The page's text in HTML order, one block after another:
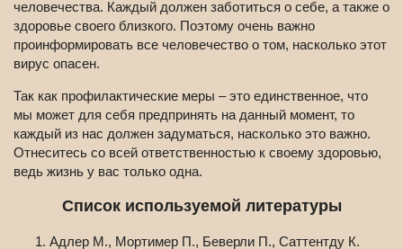
человечества. Каждый должен заботиться о себе, а также о
здоровье своего близкого. Поэтому очень важно
проинформировать все человечество о том, насколько этот
вирус опасен.
Так как профилактические меры – это единственное, что
мы может для себя предпринять на данный момент, то
каждый из нас должен задуматься, насколько это важно.
Отнеситесь со всей ответственностью к своему здоровью,
ведь жизнь у вас только одна.
Список используемой литературы
Адлер М., Мортимер П., Беверли П., Саттентду К.